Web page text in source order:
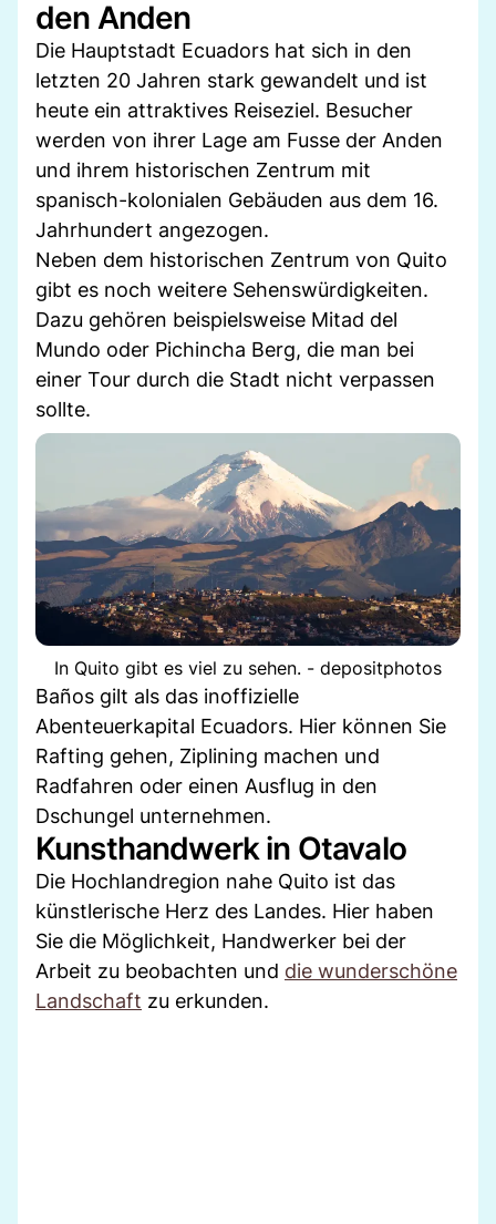
den Anden
Die Hauptstadt Ecuadors hat sich in den
letzten 20 Jahren stark gewandelt und ist
heute ein attraktives Reiseziel. Besucher
werden von ihrer Lage am Fusse der Anden
und ihrem historischen Zentrum mit
spanisch-kolonialen Gebäuden aus dem 16.
Jahrhundert angezogen.
Neben dem historischen Zentrum von Quito
gibt es noch weitere Sehenswürdigkeiten.
Dazu gehören beispielsweise Mitad del
Mundo oder Pichincha Berg, die man bei
einer Tour durch die Stadt nicht verpassen
sollte.
In Quito gibt es viel zu sehen. - depositphotos
Baños gilt als das inoffizielle
Abenteuerkapital Ecuadors. Hier können Sie
Rafting gehen, Ziplining machen und
Radfahren oder einen Ausflug in den
Dschungel unternehmen.
Kunsthandwerk in Otavalo
Die Hochlandregion nahe Quito ist das
künstlerische Herz des Landes. Hier haben
Sie die Möglichkeit, Handwerker bei der
Arbeit zu beobachten und die wunderschöne
Landschaft zu erkunden.